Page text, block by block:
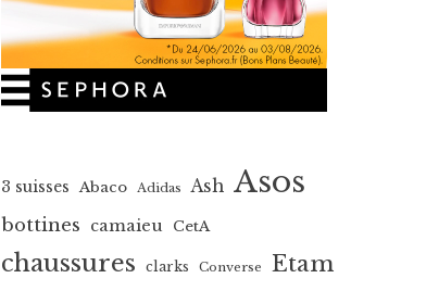
3 suisses Abaco Adidas Ash Asos
bottines camaieu CetA
chaussures clarks Converse Etam